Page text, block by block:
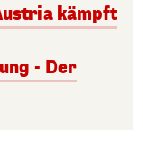
kämpft
- Der